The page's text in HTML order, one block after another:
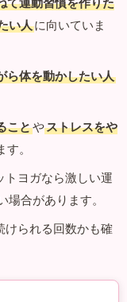
て運動習慣を作りた
い人に向いていま
ら体を動かしたい人
ことやストレスをや
。
トヨガなら激しい運
場合があります。
けられる回数かも確